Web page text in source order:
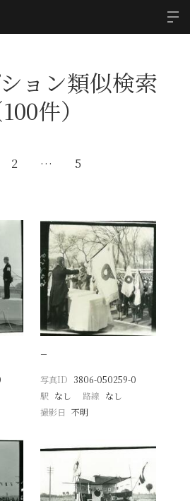
ョン類似検索
100件）
2 … 5
−
写真ID 3806-050259-0
駅 なし 路線 なし
撮影日 不明